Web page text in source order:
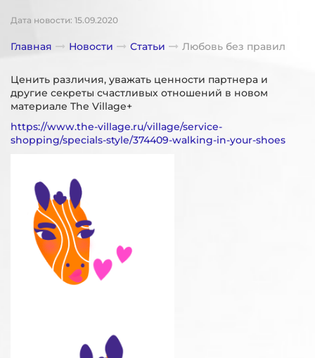
Дата новости: 15.09.2020
Главная Новости Статьи Любовь без правил
Ценить различия, уважать ценности партнера и
другие секреты счастливых отношений в новом
материале The Village+
https://www.the-village.ru/village/service-
shopping/specials-style/374409-walking-in-your-shoes